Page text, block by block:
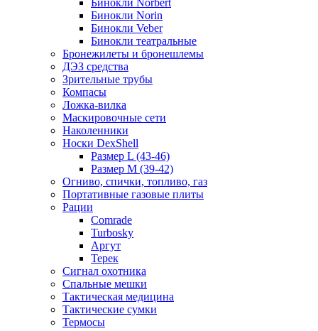
Бинокли Norin
Бинокли Veber
Бинокли театральные
Бронежилеты и бронешлемы
ДЭЗ средства
Зрительные трубы
Компасы
Ложка-вилка
Маскировочные сети
Наколенники
Носки DexShell
Размер L (43-46)
Размер M (39-42)
Огниво, спички, топливо, газ
Портативные газовые плиты
Рации
Comrade
Turbosky
Аргут
Терек
Сигнал охотника
Спальные мешки
Тактическая медицина
Тактические сумки
Термосы